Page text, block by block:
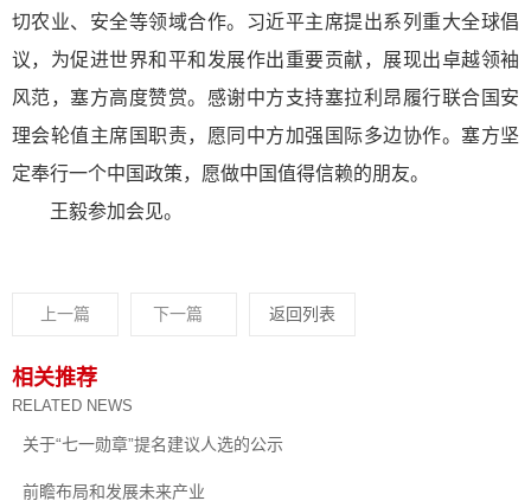
切农业、安全等领域合作。习近平主席提出系列重大全球倡
议，为促进世界和平和发展作出重要贡献，展现出卓越领袖
风范，塞方高度赞赏。感谢中方支持塞拉利昂履行联合国安
理会轮值主席国职责，愿同中方加强国际多边协作。塞方坚
定奉行一个中国政策，愿做中国值得信赖的朋友。
王毅参加会见。
上一篇 下一篇 返回列表
相关推荐
RELATED NEWS
关于“七一勋章”提名建议人选的公示
前瞻布局和发展未来产业